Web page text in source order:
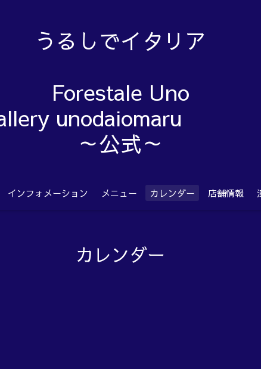
うるしでイタリア
Forestale Uno
～公式～
インフォメーション メニュー カレンダー 店舗情報
カレンダー